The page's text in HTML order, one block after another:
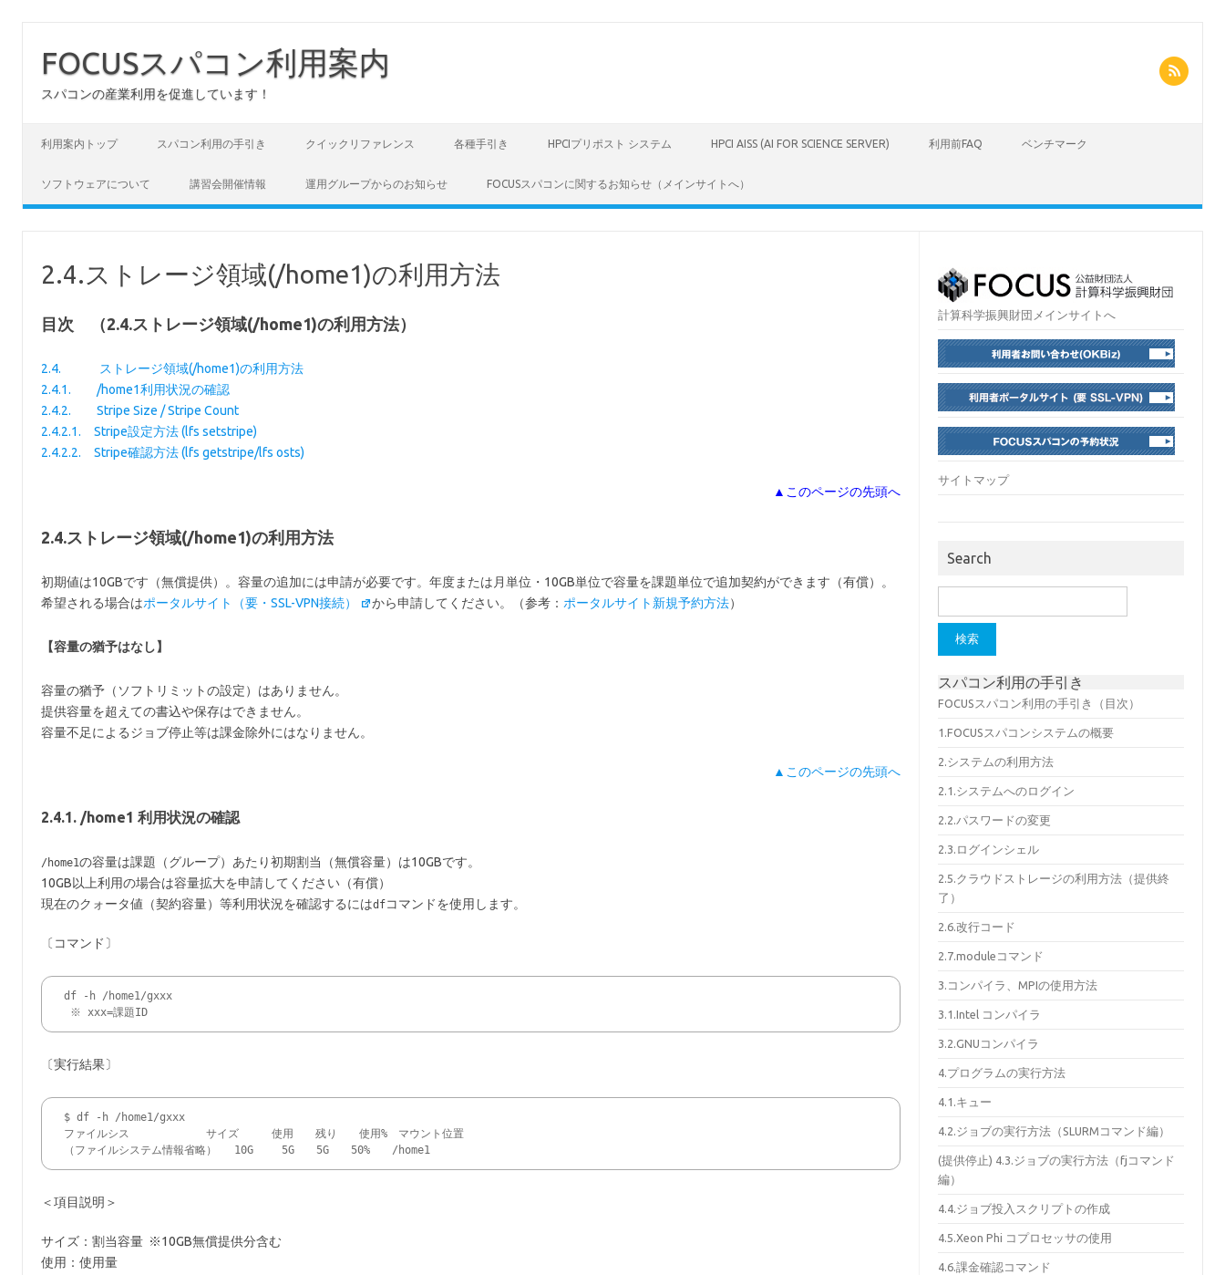
FOCUSスパコン利用案内
スパコンの産業利用を促進しています！
利用案内トップ スパコン利用の手引き クイックリファレンス 各種手引き HPCIプリポスト システム HPCI AISS (AI FOR SCIENCE SERVER) 利用前FAQ ベンチマーク
ソフトウェアについて 講習会開催情報 運用グループからのお知らせ FOCUSスパコンに関するお知らせ（メインサイトへ）
2.4.ストレージ領域(/home1)の利用方法
目次 （2.4.ストレージ領域(/home1)の利用方法）
2.4. ストレージ領域(/home1)の利用方法
2.4.1. /home1利用状況の確認
2.4.2. Stripe Size / Stripe Count
2.4.2.1. Stripe設定方法 (lfs setstripe)
2.4.2.2. Stripe確認方法 (lfs getstripe/lfs osts)
▲このページの先頭へ
2.4.ストレージ領域(/home1)の利用方法
初期値は10GBです（無償提供）。容量の追加には申請が必要です。年度または月単位・10GB単位で容量を課題単位で追加契約ができます（有償）。
希望される場合はポータルサイト（要・SSL-VPN接続） から申請してください。（参考： ポータルサイト新規予約方法）
【容量の猶予はなし】
容量の猶予（ソフトリミットの設定）はありません。
提供容量を超えての書込や保存はできません。
容量不足によるジョブ停止等は課金除外にはなりません。
▲このページの先頭へ
2.4.1. /home1 利用状況の確認
/home1の容量は課題（グループ）あたり初期割当（無償容量）は10GBです。
10GB以上利用の場合は容量拡大を申請してください（有償）
現在のクォータ値（契約容量）等利用状況を確認するにはdfコマンドを使用します。
〔コマンド〕
df -h /home1/gxxx
※ xxx=課題ID
〔実行結果〕
$ df -h /home1/gxxx
ファイルシス　　　　　　　サイズ　　　使用　　残り　　使用%　マウント位置
＜項目説明＞
サイズ：割当容量 ※10GB無償提供分含む
使用：使用量
計算科学振興財団メインサイトへ
サイトマップ
Search
索:
スパコン利用の手引き
FOCUSスパコン利用の手引き（目次）
1.FOCUSスパコンシステムの概要
2.システムの利用方法
2.1.システムへのログイン
2.2.パスワードの変更
2.3.ログインシェル
2.5.クラウドストレージの利用方法（提供終
了）
2.6.改行コード
2.7.moduleコマンド
3.コンパイラ、MPIの使用方法
3.1.Intel コンパイラ
3.2.GNUコンパイラ
4.プログラムの実行方法
4.1.キュー
4.2.ジョブの実行方法（SLURMコマンド編）
(提供停止) 4.3.ジョブの実行方法（fjコマンド
編）
4.4.ジョブ投入スクリプトの作成
4.5.Xeon Phi コプロセッサの使用
4.6.課金確認コマンド